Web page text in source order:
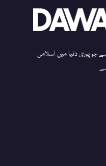
پوری دنیا میں اسلامی